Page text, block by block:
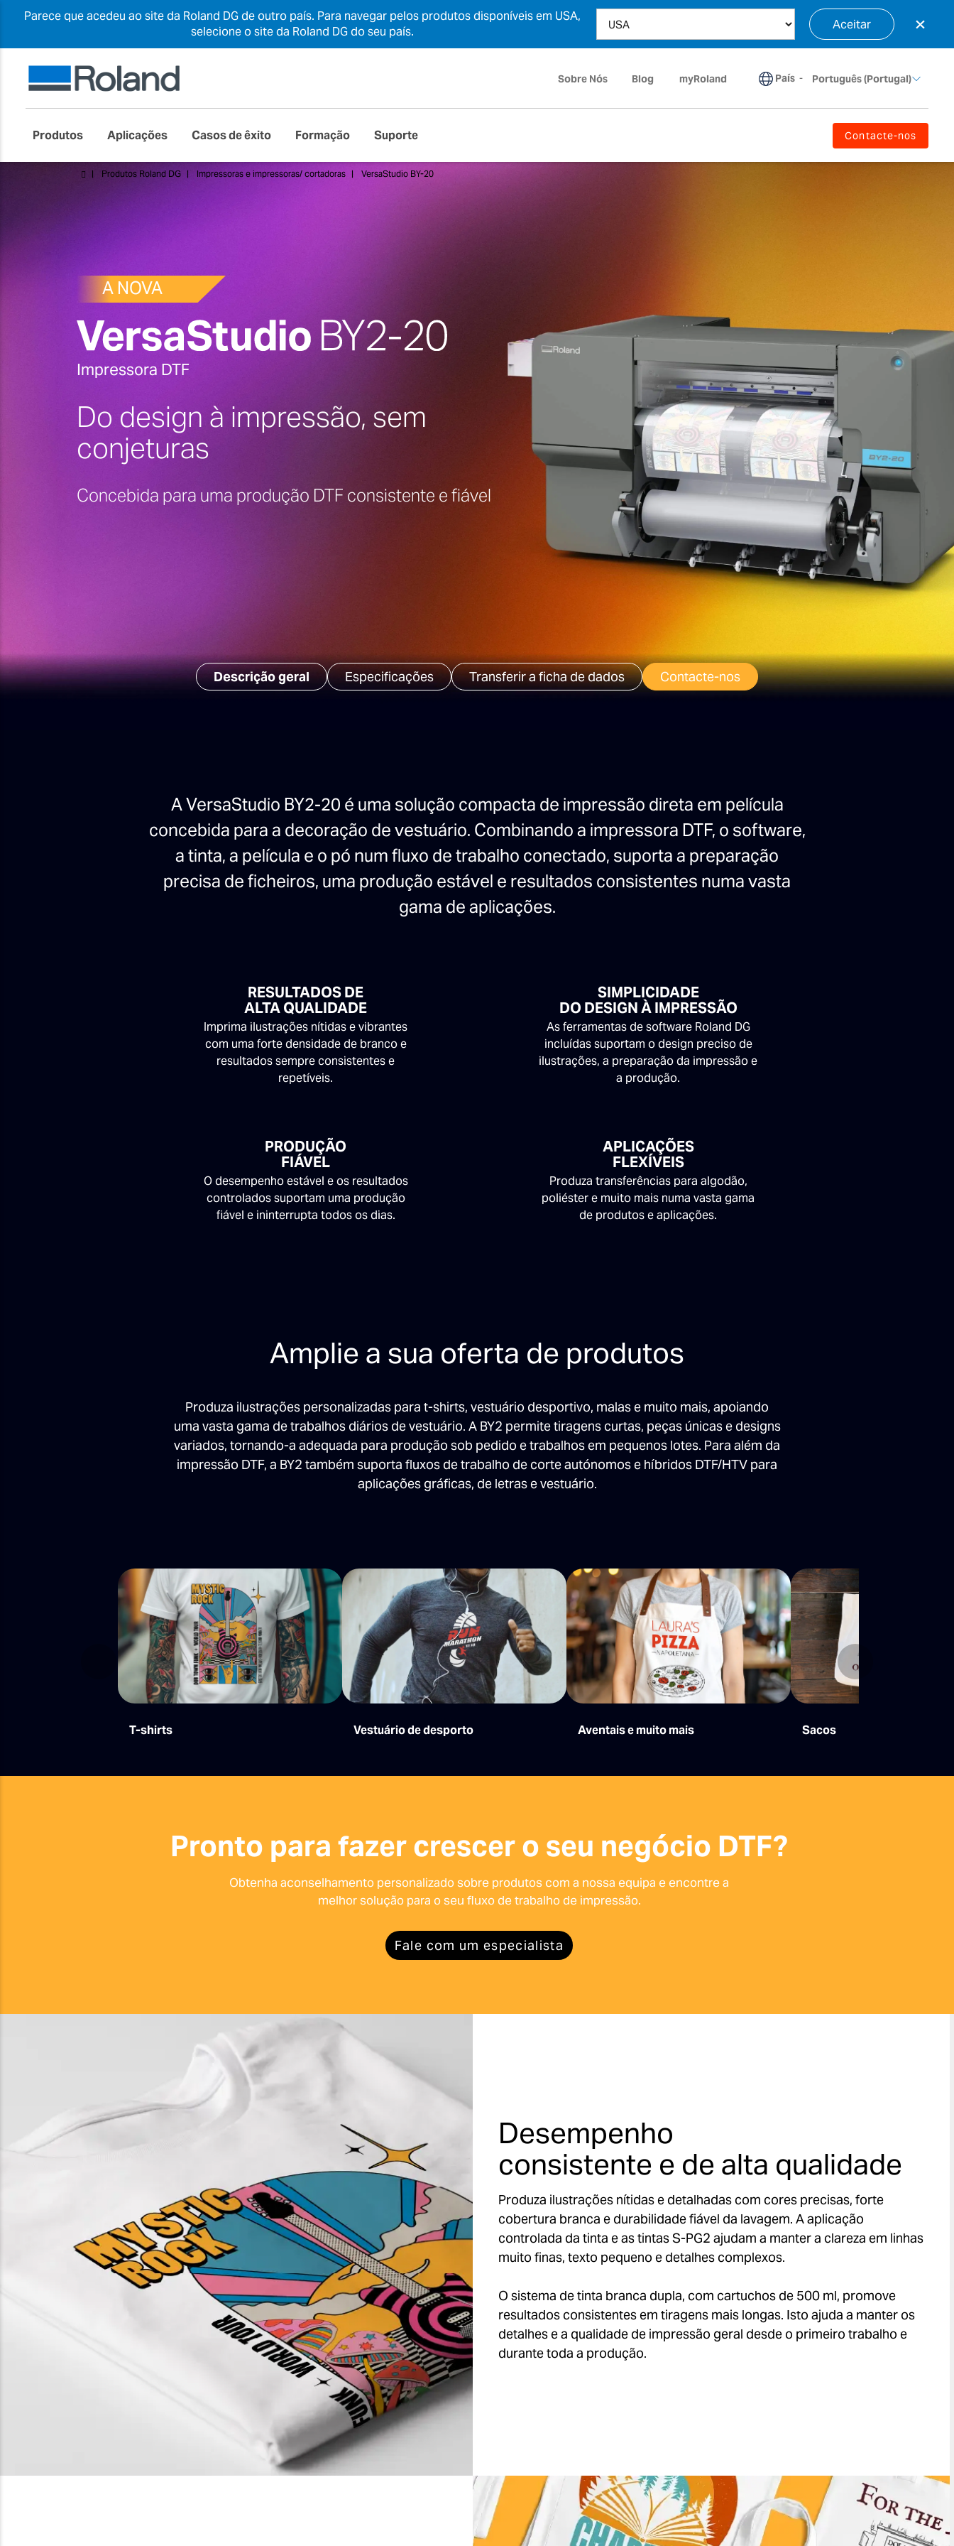
Parece que acedeu ao site da Roland DG de outro país. Para navegar pelos produtos disponíveis em USA,
selecione o site da Roland DG do seu país.
Aceitar ×
Sobre Nós Blog myRoland País - Português (Portugal)
Produtos Aplicações Casos de êxito Formação Suporte Contacte-nos
Produtos Roland DG Impressoras e impressoras/ cortadoras VersaStudio BY-20
A NOVA
Impressora DTF
Do design à impressão, sem
conjeturas
Concebida para uma produção DTF consistente e fiável
Descrição geral Especificações Transferir a ficha de dados Contacte-nos
A VersaStudio BY2-20 é uma solução compacta de impressão direta em película
concebida para a decoração de vestuário. Combinando a impressora DTF, o software,
a tinta, a película e o pó num fluxo de trabalho conectado, suporta a preparação
precisa de ficheiros, uma produção estável e resultados consistentes numa vasta
gama de aplicações.
RESULTADOS DE
ALTA QUALIDADE
Imprima ilustrações nítidas e vibrantes
com uma forte densidade de branco e
resultados sempre consistentes e
repetíveis.
SIMPLICIDADE
DO DESIGN À IMPRESSÃO
As ferramentas de software Roland DG
incluídas suportam o design preciso de
ilustrações, a preparação da impressão e
a produção.
PRODUÇÃO
FIÁVEL
O desempenho estável e os resultados
controlados suportam uma produção
fiável e ininterrupta todos os dias.
APLICAÇÕES
FLEXÍVEIS
Produza transferências para algodão,
poliéster e muito mais numa vasta gama
de produtos e aplicações.
Amplie a sua oferta de produtos
Produza ilustrações personalizadas para t-shirts, vestuário desportivo, malas e muito mais, apoiando
uma vasta gama de trabalhos diários de vestuário. A BY2 permite tiragens curtas, peças únicas e designs
variados, tornando-a adequada para produção sob pedido e trabalhos em pequenos lotes. Para além da
impressão DTF, a BY2 também suporta fluxos de trabalho de corte autónomos e híbridos DTF/HTV para
aplicações gráficas, de letras e vestuário.
T-shirts Vestuário de desporto Aventais e muito mais Sacos
Anterior Seguinte
Pronto para fazer crescer o seu negócio DTF?
Obtenha aconselhamento personalizado sobre produtos com a nossa equipa e encontre a
melhor solução para o seu fluxo de trabalho de impressão.
Fale com um especialista
Desempenho
consistente e de alta qualidade
Produza ilustrações nítidas e detalhadas com cores precisas, forte
cobertura branca e durabilidade fiável da lavagem. A aplicação
controlada da tinta e as tintas S-PG2 ajudam a manter a clareza em linhas
muito finas, texto pequeno e detalhes complexos.
O sistema de tinta branca dupla, com cartuchos de 500 ml, promove
resultados consistentes em tiragens mais longas. Isto ajuda a manter os
detalhes e a qualidade de impressão geral desde o primeiro trabalho e
durante toda a produção.